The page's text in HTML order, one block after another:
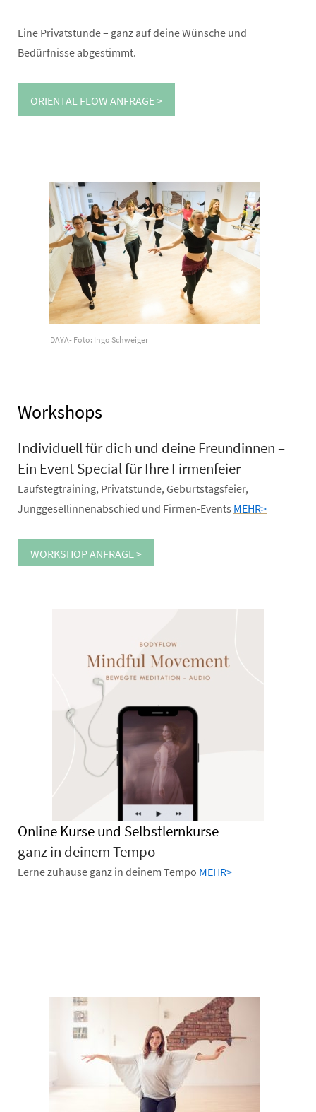
Eine Privatstunde – ganz auf deine Wünsche und
Bedürfnisse abgestimmt.
ORIENTAL FLOW ANFRAGE >
DAYA- Foto: Ingo Schweiger
Workshops
Individuell für dich und deine Freundinnen –
Ein Event Special für Ihre Firmenfeier
Laufstegtraining, Privatstunde, Geburtstagsfeier,
Junggesellinnenabschied und Firmen-Events MEHR>
WORKSHOP ANFRAGE >
Online Kurse und Selbstlernkurse
ganz in deinem Tempo
Lerne zuhause ganz in deinem Tempo MEHR>